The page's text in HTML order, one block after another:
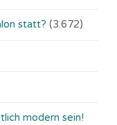
statt? (3.672)
modern sein!